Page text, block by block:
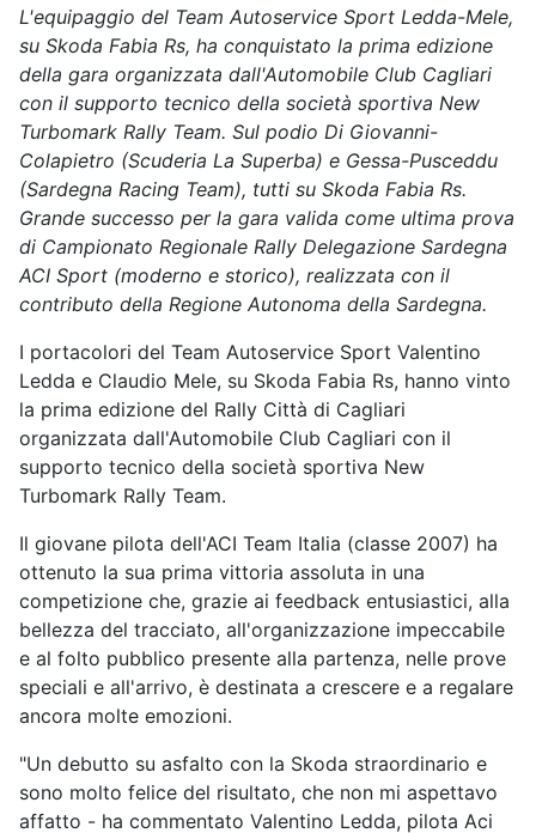
L'equipaggio del Team Autoservice Sport Ledda-Mele,
su Skoda Fabia Rs, ha conquistato la prima edizione
della gara organizzata dall'Automobile Club Cagliari
con il supporto tecnico della società sportiva New
Turbomark Rally Team. Sul podio Di Giovanni-
Colapietro (Scuderia La Superba) e Gessa-Pusceddu
(Sardegna Racing Team), tutti su Skoda Fabia Rs.
Grande successo per la gara valida come ultima prova
di Campionato Regionale Rally Delegazione Sardegna
ACI Sport (moderno e storico), realizzata con il
contributo della Regione Autonoma della Sardegna.
I portacolori del Team Autoservice Sport Valentino
Ledda e Claudio Mele, su Skoda Fabia Rs, hanno vinto
la prima edizione del Rally Città di Cagliari
organizzata dall'Automobile Club Cagliari con il
supporto tecnico della società sportiva New
Turbomark Rally Team.
Il giovane pilota dell'ACI Team Italia (classe 2007) ha
ottenuto la sua prima vittoria assoluta in una
competizione che, grazie ai feedback entusiastici, alla
bellezza del tracciato, all'organizzazione impeccabile
e al folto pubblico presente alla partenza, nelle prove
speciali e all'arrivo, è destinata a crescere e a regalare
ancora molte emozioni.
"Un debutto su asfalto con la Skoda straordinario e
sono molto felice del risultato, che non mi aspettavo
affatto - ha commentato Valentino Ledda, pilota Aci